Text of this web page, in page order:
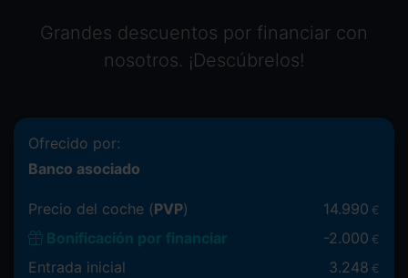
Grandes descuentos por financiar con
nosotros. ¡Descúbrelos!
Ofrecido por:
Banco asociado
Precio del coche (PVP) 14.990 €
Bonificación por financiar -2.000 €
Entrada inicial 3.248 €